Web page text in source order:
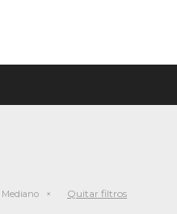
Mediano Quitar filtros